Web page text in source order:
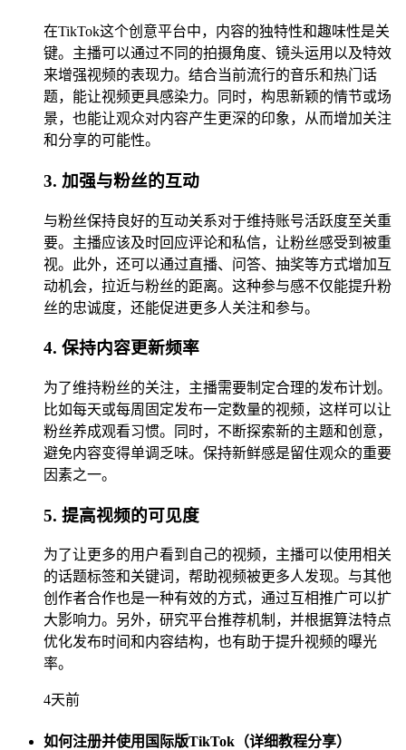
在TikTok这个创意平台中，内容的独特性和趣味性是关
键。主播可以通过不同的拍摄角度、镜头运用以及特效
来增强视频的表现力。结合当前流行的音乐和热门话
题，能让视频更具感染力。同时，构思新颖的情节或场
景，也能让观众对内容产生更深的印象，从而增加关注
和分享的可能性。
3. 加强与粉丝的互动
与粉丝保持良好的互动关系对于维持账号活跃度至关重
要。主播应该及时回应评论和私信，让粉丝感受到被重
视。此外，还可以通过直播、问答、抽奖等方式增加互
动机会，拉近与粉丝的距离。这种参与感不仅能提升粉
丝的忠诚度，还能促进更多人关注和参与。
4. 保持内容更新频率
为了维持粉丝的关注，主播需要制定合理的发布计划。
比如每天或每周固定发布一定数量的视频，这样可以让
粉丝养成观看习惯。同时，不断探索新的主题和创意，
避免内容变得单调乏味。保持新鲜感是留住观众的重要
因素之一。
5. 提高视频的可见度
为了让更多的用户看到自己的视频，主播可以使用相关
的话题标签和关键词，帮助视频被更多人发现。与其他
创作者合作也是一种有效的方式，通过互相推广可以扩
大影响力。另外，研究平台推荐机制，并根据算法特点
优化发布时间和内容结构，也有助于提升视频的曝光
率。
4天前
如何注册并使用国际版TikTok（详细教程分享）